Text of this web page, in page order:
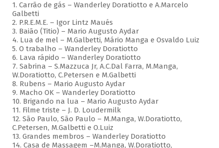
1. Carrão de gás – Wanderley Doratiotto e A.Marcelo
Galbetti
2. P.R.E.M.E. – Igor Lintz Maués
3. Baião (Titio) – Mario Augusto Aydar
4. Lua de mel – M.Galbetti, Mário Manga e Osvaldo Luiz
5. O trabalho – Wanderley Doratiotto
6. Lava rápido – Wanderley Doratiotto
7. Sabrina – S.Mazzuca Jr, A.C.Dal Farra, M.Manga,
W.Doratiotto, C.Petersen e M.Galbetti
8. Rubens – Mario Augusto Aydar
9. Macho OK – Wanderley Doratiotto
10. Brigando na lua – Mario Augusto Aydar
11. Filme triste – J. D. Loudermilk
12. São Paulo, São Paulo – M.Manga, W.Doratiotto,
C.Petersen, M.Galbetti e O.Luiz
13. Grandes membros – Wanderley Doratiotto
14. Casa de Massagem –M.Manga, W.Doratiotto,